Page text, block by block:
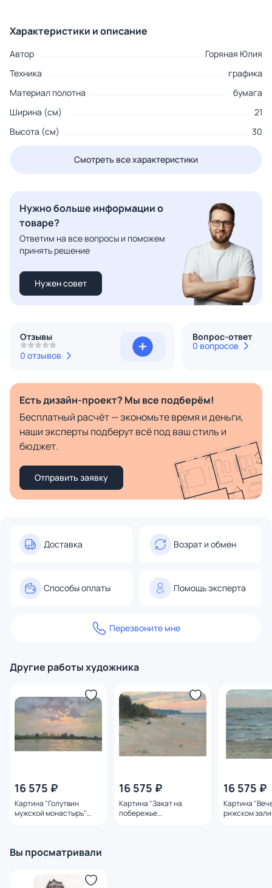
Характеристики и описание
Автор
Горяная Юлия
Техника
графика
Материал полотна
бумага
Ширина (см)
21
Высота (см)
30
Смотреть все характеристики
Нужно больше информации о
товаре?
Ответим на все вопросы и поможем
принять решение
Нужен совет
Отзывы
0 отзывов
Вопрос-ответ
0 вопросов
Есть дизайн-проект? Мы все подберём!
Бесплатный расчёт — экономьте время и деньги,
наши эксперты подберут всё под ваш стиль и
бюджет.
Отправить заявку
Доставка Возрат и обмен
Способы оплаты Помощь эксперта
Перезвоните мне
Другие работы художника
16 575 ₽
Картина "Голутвин
мужской монастырь"
16 575 ₽
Картина "Закат на
побережье
16 575 ₽
Картина
рижском
Вы просматривали